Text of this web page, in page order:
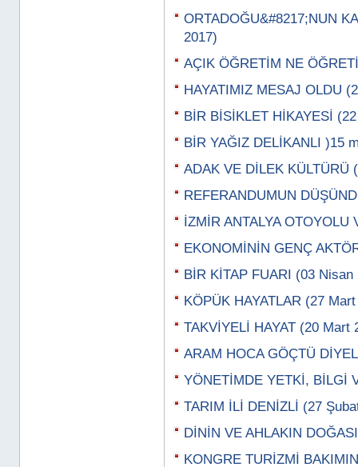
ORTADOĞU&#8217;NUN
2017)
AÇIK ÖĞRETİM NE
HAYATIMIZ MESAJ OLDU
BİR BİSİKLET HİKAYESİ
BİR YAĞIZ DELİKANLI )15
ADAK VE DİLEK KÜLTÜRÜ
REFERANDUMUN
İZMİR ANTALYA
EKONOMİNİN GENÇ
BİR KİTAP FUARI (03 Nisan
KÖPÜK HAYATLAR (27
TAKVİYELİ HAYAT (20 Mart
ARAM HOCA GÖÇTÜ
YÖNETİMDE YETKİ, BİLGİ
TARIM İLİ DENİZLİ (27
DİNİN VE AHLAKIN
KONGRE TURİZMİ